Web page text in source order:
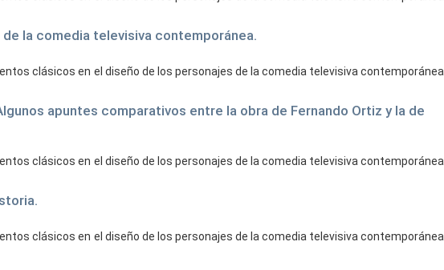
la comedia televisiva contemporánea.
clásicos en el diseño de los personajes de la comedia televisiva contemporánea.
apuntes comparativos entre la obra de Fernando Ortiz y la de
clásicos en el diseño de los personajes de la comedia televisiva contemporánea.
clásicos en el diseño de los personajes de la comedia televisiva contemporánea.